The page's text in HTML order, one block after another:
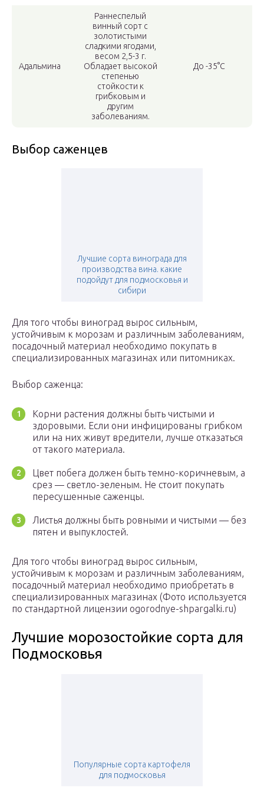
Адальмина
Раннеспелый
винный сорт с
золотистыми
сладкими ягодами,
весом 2,5-3 г.
Обладает высокой
степенью
стойкости к
грибковым и
другим
заболеваниям.
До -35°С
Выбор саженцев
Лучшие сорта винограда для
производства вина. какие
подойдут для подмосковья и
сибири
Для того чтобы виноград вырос сильным,
устойчивым к морозам и различным заболеваниям,
посадочный материал необходимо покупать в
специализированных магазинах или питомниках.
Выбор саженца:
Корни растения должны быть чистыми и
здоровыми. Если они инфицированы грибком
или на них живут вредители, лучше отказаться
от такого материала.
Цвет побега должен быть темно-коричневым, а
срез — светло-зеленым. Не стоит покупать
пересушенные саженцы.
Листья должны быть ровными и чистыми — без
пятен и выпуклостей.
Для того чтобы виноград вырос сильным,
устойчивым к морозам и различным заболеваниям,
посадочный материал необходимо приобретать в
специализированных магазинах (Фото используется
по стандартной лицензии ogorodnye-shpargalki.ru)
Лучшие морозостойкие сорта для
Подмосковья
Популярные сорта картофеля
для подмосковья